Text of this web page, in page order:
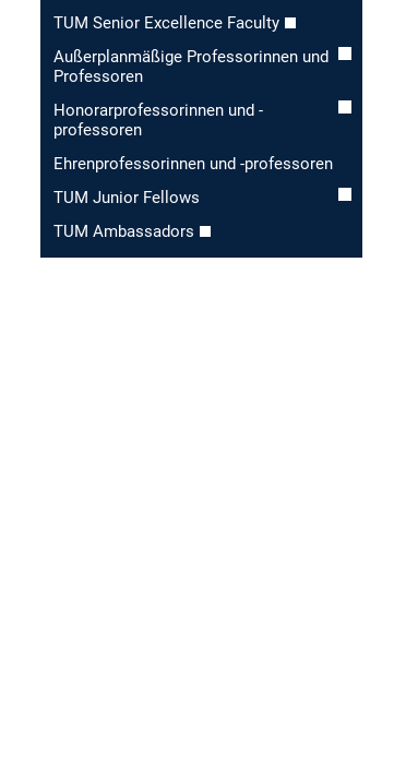
TUM Senior Excellence Faculty
Außerplanmäßige Professorinnen und
Professoren
Honorar­professorinnen und -
professoren
Ehren­professorinnen und -professoren
TUM Junior Fellows
TUM Ambassadors